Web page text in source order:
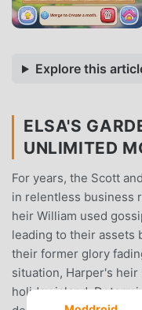
Explore this
ELSA'S
UNLIMITED
For years, the Scott
in relentless business
heir William used
leading to their assets
their former glory
situation, Harper's
holiday island.